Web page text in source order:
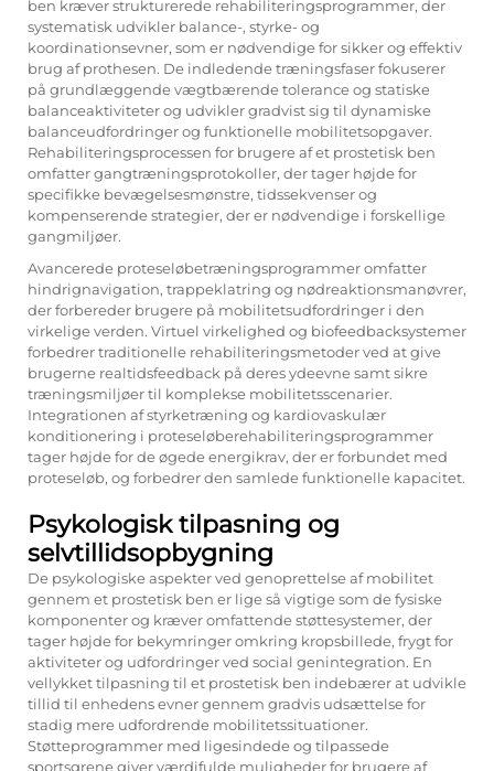
ben kræver strukturerede rehabiliteringsprogrammer, der
systematisk udvikler balance-, styrke- og
koordinationsevner, som er nødvendige for sikker og effektiv
brug af prothesen. De indledende træningsfaser fokuserer
på grundlæggende vægtbærende tolerance og statiske
balanceaktiviteter og udvikler gradvist sig til dynamiske
balanceudfordringer og funktionelle mobilitetsopgaver.
Rehabiliteringsprocessen for brugere af et prostetisk ben
omfatter gangtræningsprotokoller, der tager højde for
specifikke bevægelsesmønstre, tidssekvenser og
kompenserende strategier, der er nødvendige i forskellige
gangmiljøer.
Avancerede proteseløbetræningsprogrammer omfatter
hindrignavigation, trappeklatring og nødreaktionsmanøvrer,
der forbereder brugere på mobilitetsudfordringer i den
virkelige verden. Virtuel virkelighed og biofeedbacksystemer
forbedrer traditionelle rehabiliteringsmetoder ved at give
brugerne realtidsfeedback på deres ydeevne samt sikre
træningsmiljøer til komplekse mobilitetsscenarier.
Integrationen af styrketræning og kardiovaskulær
konditionering i proteseløberehabiliteringsprogrammer
tager højde for de øgede energikrav, der er forbundet med
proteseløb, og forbedrer den samlede funktionelle kapacitet.
Psykologisk tilpasning og
selvtillidsopbygning
De psykologiske aspekter ved genoprettelse af mobilitet
gennem et prostetisk ben er lige så vigtige som de fysiske
komponenter og kræver omfattende støttesystemer, der
tager højde for bekymringer omkring kropsbillede, frygt for
aktiviteter og udfordringer ved social genintegration. En
vellykket tilpasning til et prostetisk ben indebærer at udvikle
tillid til enhedens evner gennem gradvis udsættelse for
stadig mere udfordrende mobilitetssituationer.
Støtteprogrammer med ligesindede og tilpassede
sportsgrene giver værdifulde muligheder for brugere af